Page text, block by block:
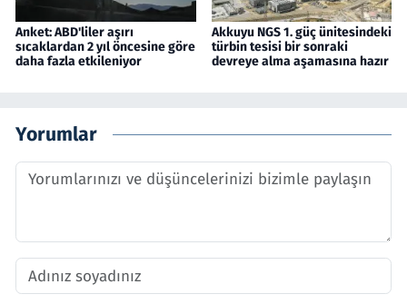
Anket: ABD'liler aşırı
sıcaklardan 2 yıl öncesine göre
daha fazla etkileniyor
Akkuyu NGS 1. güç ünitesindeki
türbin tesisi bir sonraki
devreye alma aşamasına hazır
Yorumlar